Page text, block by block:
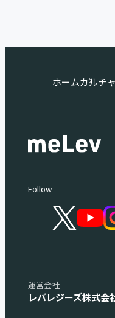
ホームカルチ
Follow
運営会社
レバレジーズ株式会